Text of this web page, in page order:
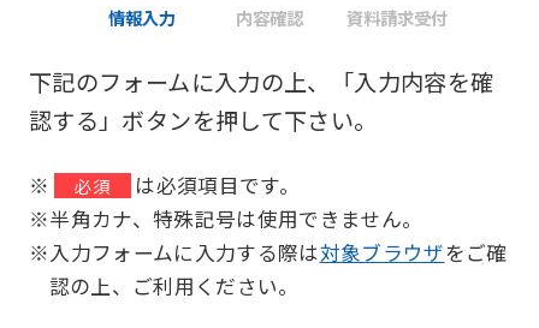
情報入力 内容確認 資料請求受付
下記のフォームに入力の上、「入力内容を確
認する」ボタンを押して下さい。
※ 必須
は必須項目です。
※半角カナ、特殊記号は使用できません。
※入力フォームに入力する際は対象ブラウザをご確
認の上、ご利用ください。